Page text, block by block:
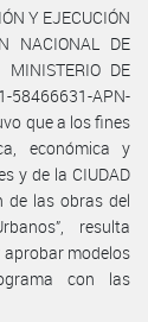
Y EJECUCIÓN
NACIONAL DE
MINISTERIO DE
58466631-APN-
que a los fines
económica y
y de la CIUDAD
de las obras del
resulta
modelos
con las